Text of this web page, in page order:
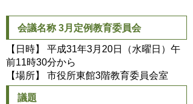
会議名称 3月定例教育委員会
【日時】 平成31年3月20日（水曜日）午
前11時30分から
【場所】 市役所東館3階教育委員会室
議題